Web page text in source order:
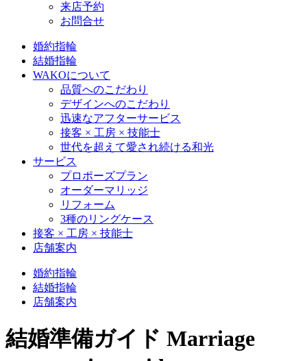
来店予約
お問合せ
婚約指輪
結婚指輪
WAKOについて
品質へのこだわり
デザインへのこだわり
迅速なアフターサービス
接客 × 工房 × 技能士
世代を超えて愛され続ける和光
サービス
プロポーズプラン
オーダーマリッジ
リフォーム
3種のリングケース
接客 × 工房 × 技能士
店舗案内
婚約指輪
結婚指輪
店舗案内
結婚準備ガイド Marriage